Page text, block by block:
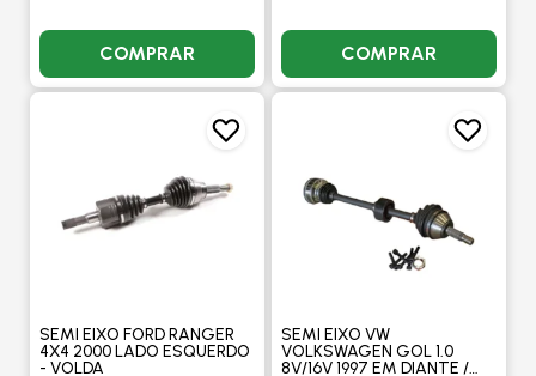
COMPRAR COMPRAR
SEMI EIXO FORD RANGER
4X4 2000 LADO ESQUERDO
- VOLDA
SEMI EIXO VW
VOLKSWAGEN GOL 1.0
8V/16V 1997 EM DIANTE /